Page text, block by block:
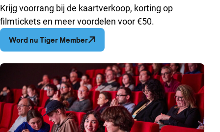
Krijg voorrang bij de kaartverkoop, korting op
filmtickets en meer voordelen voor €50.
Word nu Tiger MemberOpent in een nieuw venster